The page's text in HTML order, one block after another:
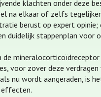
klachten onder deze
na elkaar of zelfs
berust op expert opinie;
duidelijk stappenplan voor
voor zover deze verdragen
nu wordt aangeraden, is